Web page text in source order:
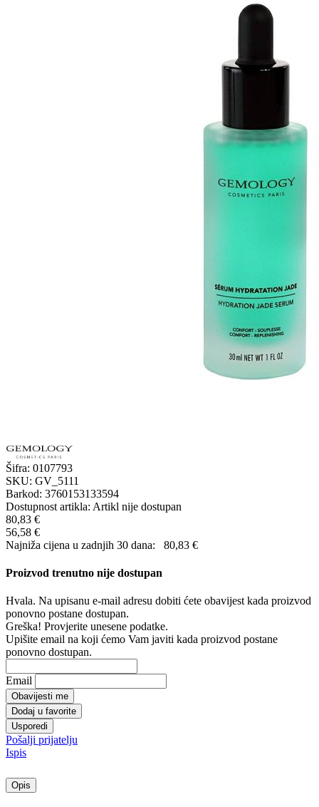
Šifra: 0107793
SKU: GV_5111
Barkod: 3760153133594
Dostupnost artikla: Artikl nije dostupan
80,83 €
56,58 €
Najniža cijena u zadnjih 30 dana: 80,83 €
Proizvod trenutno nije dostupan
Hvala. Na upisanu e-mail adresu dobiti ćete obavijest kada proizvod
ponovno postane dostupan.
Greška! Provjerite unesene podatke.
Upišite email na koji ćemo Vam javiti kada proizvod postane
ponovno dostupan.
Email
Obavijesti me
Dodaj u favorite
Usporedi
Pošalji prijatelju
Ispis
Opis